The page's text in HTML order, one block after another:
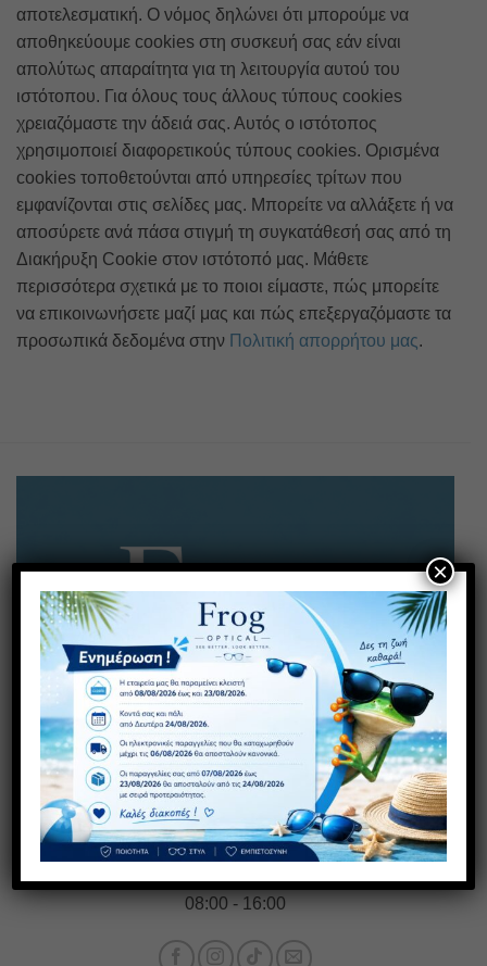
αποτελεσματική. Ο νόμος δηλώνει ότι μπορούμε να
αποθηκεύουμε cookies στη συσκευή σας εάν είναι
απολύτως απαραίτητα για τη λειτουργία αυτού του
ιστότοπου. Για όλους τους άλλους τύπους cookies
χρειαζόμαστε την άδειά σας. Αυτός ο ιστότοπος
χρησιμοποιεί διαφορετικούς τύπους cookies. Ορισμένα
cookies τοποθετούνται από υπηρεσίες τρίτων που
εμφανίζονται στις σελίδες μας. Μπορείτε να αλλάξετε ή να
αποσύρετε ανά πάσα στιγμή τη συγκατάθεσή σας από τη
Διακήρυξη Cookie στον ιστότοπό μας. Μάθετε
περισσότερα σχετικά με το ποιοι είμαστε, πώς μπορείτε
να επικοινωνήσετε μαζί μας και πώς επεξεργαζόμαστε τα
προσωπικά δεδομένα στην Πολιτική απορρήτου μας.
Έχετε κάποια απορία; Καλέστε μας!
211 118 1554
08:00 - 16:00
×